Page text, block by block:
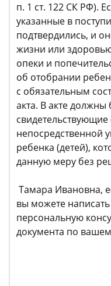
п. 1 ст. 122 СК РФ).
указанные в
подтвердились, и
жизни или
опеки и
об отобрании
с обязательным
акта. В акте должны
непосредственной
ребенка (детей),
данную меру без
Тамара Ивановна,
вы можете
персональную
документа по